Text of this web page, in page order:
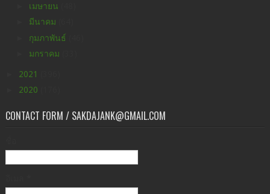
เมษายน
มีนาคม
กุมภาพันธ์
มกราคม
2021
2020
CONTACT FORM / SAKDAJANK@GMAIL.COM